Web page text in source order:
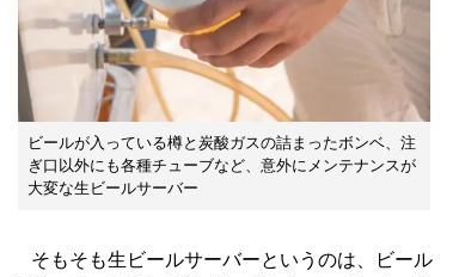
ビールが入っている樽と炭酸ガスの詰まったボンベ、注
ぎ口以外にも各種チューブなど、意外にメンテナンスが
大変な生ビールサーバー
そもそも生ビールサーバーというのは、ビール